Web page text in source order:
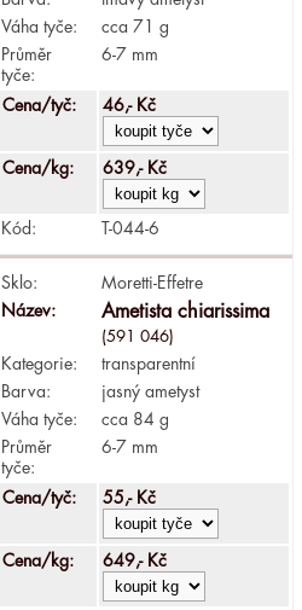
Váha tyče:
cca 71 g
Průměr
tyče:
6-7 mm
Cena/tyč: 46,- Kč
Cena/kg: 639,- Kč
Kód: T-044-6
Sklo:
Moretti-Effetre
Název:
Ametista chiarissima
(591 046)
Kategorie:
transparentní
Barva:
jasný ametyst
Váha tyče:
cca 84 g
Průměr
tyče:
6-7 mm
Cena/tyč: 55,- Kč
Cena/kg: 649,- Kč